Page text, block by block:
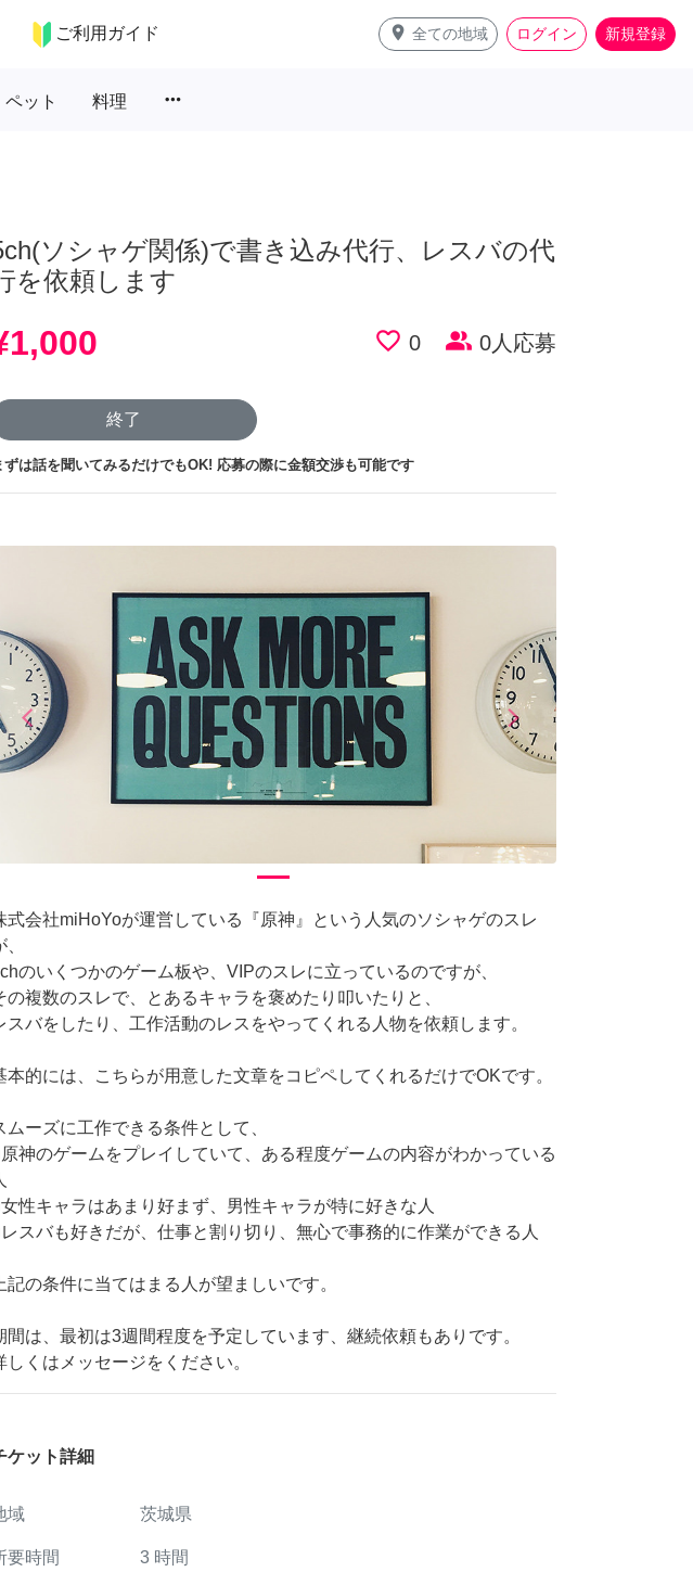
ご利用ガイド place 全ての地域 ログイン 新規登録
ペット 料理 more_horiz
ソシャゲ関係)で書き込み代行、レスバの代
を依頼します
favorite_border 0 people_alt 0人応募
終了
ずは話を聞いてみるだけでもOK! 応募の際に金額交渉も可能です
arrow_back_iosPrevious arrow_forward_iosNext
式会社miHoYoが運営している『原神』という人気のソシャゲのスレ
、
のいくつかのゲーム板や、VIPのスレに立っているのですが、
の複数のスレで、とあるキャラを褒めたり叩いたりと、
スバをしたり、工作活動のレスをやってくれる人物を依頼します。
本的には、こちらが用意した文章をコピペしてくれるだけでOKです。
ムーズに工作できる条件として、
神のゲームをプレイしていて、ある程度ゲームの内容がわかっている
性キャラはあまり好まず、男性キャラが特に好きな人
スバも好きだが、仕事と割り切り、無心で事務的に作業ができる人
記の条件に当てはまる人が望ましいです。
間は、最初は3週間程度を予定しています、継続依頼もありです。
しくはメッセージをください。
ケット詳細
域 茨城県
要時間 3 時間